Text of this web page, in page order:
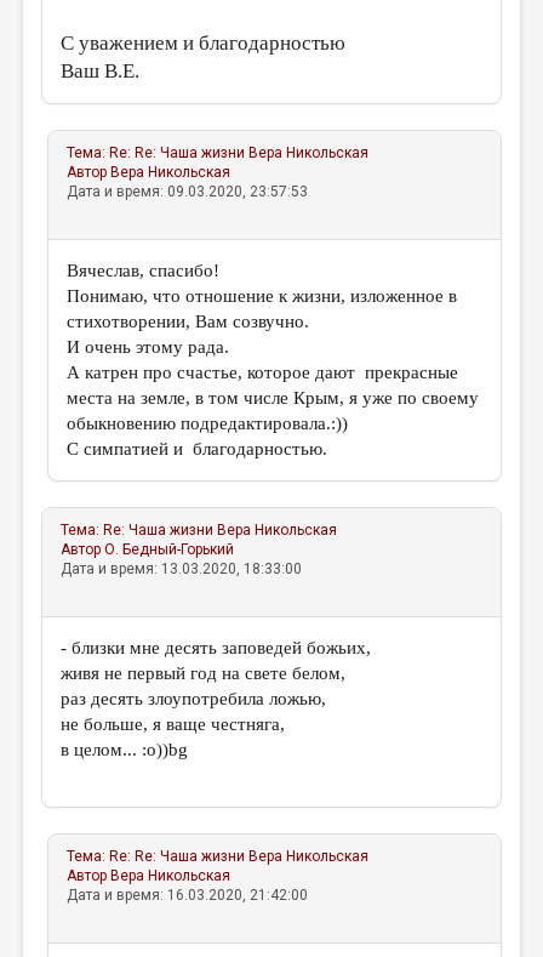
С уважением и благодарностью
Ваш В.Е.
Тема:Re: Re: Чаша жизни Вера Никольская
АвторВера Никольская
Дата и время: 09.03.2020, 23:57:53
Вячеслав, спасибо!
Понимаю, что отношение к жизни, изложенное в
стихотворении, Вам созвучно.
И очень этому рада.
А катрен про счастье, которое дают прекрасные
места на земле, в том числе Крым, я уже по своему
обыкновению подредактировала.:))
С симпатией и благодарностью.
Тема:Re: Чаша жизни Вера Никольская
АвторО. Бедный-Горький
Дата и время: 13.03.2020, 18:33:00
- близки мне десять заповедей божьих,
живя не первый год на свете белом,
раз десять злоупотребила ложью,
не больше, я ваще честняга,
в целом... :о))bg
Тема:Re: Re: Чаша жизни Вера Никольская
АвторВера Никольская
Дата и время: 16.03.2020, 21:42:00